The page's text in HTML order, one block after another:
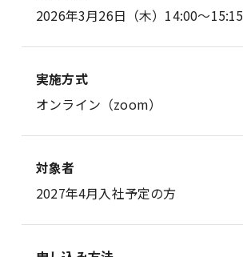
2026年3月26日（木）14:00～15:15
実施方式
オンライン（zoom）
対象者
2027年4月入社予定の方